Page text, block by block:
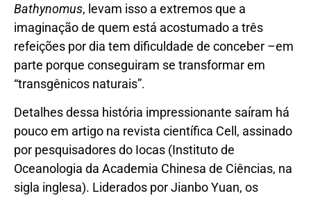
Bathynomus, levam isso a extremos que a
imaginação de quem está acostumado a três
refeições por dia tem dificuldade de conceber –em
parte porque conseguiram se transformar em
“transgênicos naturais”.
Detalhes dessa história impressionante saíram há
pouco em artigo na revista científica Cell, assinado
por pesquisadores do Iocas (Instituto de
Oceanologia da Academia Chinesa de Ciências, na
sigla inglesa). Liderados por Jianbo Yuan, os